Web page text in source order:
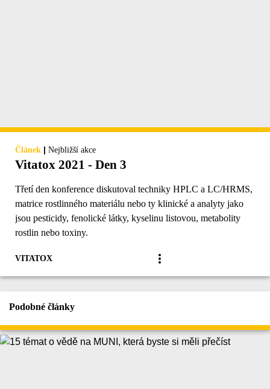
Článek | Nejbližší akce
Vitatox 2021 - Den 3
Třetí den konference diskutoval techniky HPLC a LC/HRMS,
matrice rostlinného materiálu nebo ty klinické a analyty jako
jsou pesticidy, fenolické látky, kyselinu listovou, metabolity
rostlin nebo toxiny.
VITATOX
Podobné články